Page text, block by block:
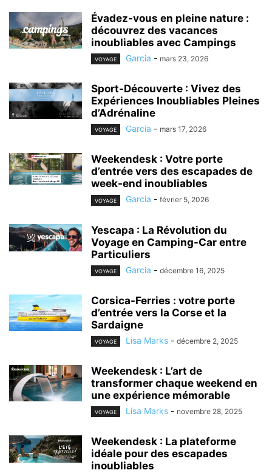
Évadez-vous en pleine nature :
découvrez des vacances
inoubliables avec Campings
VOYAGE Garcia - mars 23, 2026
Sport-Découverte : Vivez des
Expériences Inoubliables Pleines
d’Adrénaline
VOYAGE Garcia - mars 17, 2026
Weekendesk : Votre porte
d’entrée vers des escapades de
week-end inoubliables
VOYAGE Garcia - février 5, 2026
Yescapa : La Révolution du
Voyage en Camping-Car entre
Particuliers
VOYAGE Garcia - décembre 16, 2025
Corsica-Ferries : votre porte
d’entrée vers la Corse et la
Sardaigne
VOYAGE Lisa Marks - décembre 2, 2025
Weekendesk : L’art de
transformer chaque weekend en
une expérience mémorable
VOYAGE Lisa Marks - novembre 28, 2025
Weekendesk : La plateforme
idéale pour des escapades
inoubliables